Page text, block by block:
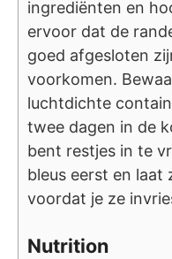
ingrediënten en
ervoor dat de
goed afgesloten
voorkomen.
luchtdichte
twee dagen in de
bent restjes in te
bleus eerst en laat
voordat je ze
Nutrition